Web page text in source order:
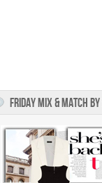
FRIDAY MIX & MATCH